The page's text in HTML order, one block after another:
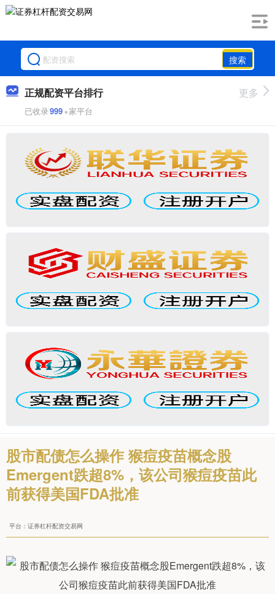
搜索
正规配资平台排行
已收录999+家平台
更多
股市配债怎么操作 猴痘疫苗概念股
Emergent跌超8%，该公司猴痘疫苗此
前获得美国FDA批准
平台：证券杠杆配资交易网